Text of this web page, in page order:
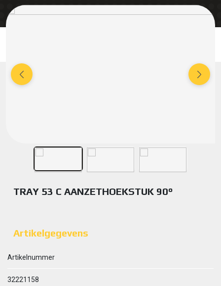
TRAY 53 C AANZETHOEKSTUK 90°
Artikelgegevens
Artikelnummer
32221158